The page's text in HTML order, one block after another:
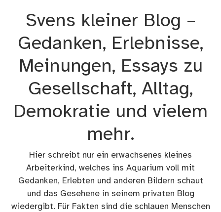
Svens kleiner Blog –
Gedanken, Erlebnisse,
Meinungen, Essays zu
Gesellschaft, Alltag,
Demokratie und vielem
mehr.
Hier schreibt nur ein erwachsenes kleines
Arbeiterkind, welches ins Aquarium voll mit
Gedanken, Erlebten und anderen Bildern schaut
und das Gesehene in seinem privaten Blog
wiedergibt. Für Fakten sind die schlauen Menschen